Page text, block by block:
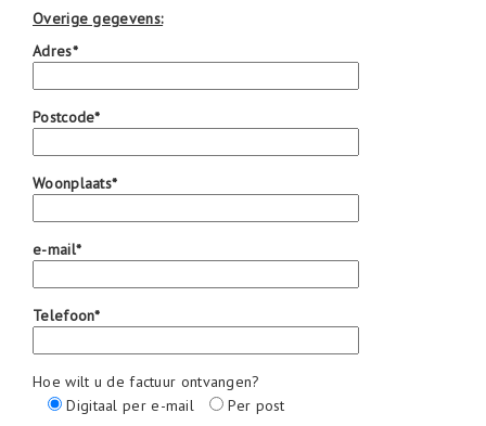
Overige gegevens:
Adres*
Postcode*
Woonplaats*
e-mail*
Telefoon*
Hoe wilt u de factuur ontvangen?
Digitaal per e-mail
Per post